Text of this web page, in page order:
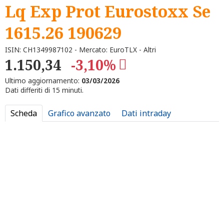
Lq Exp Prot Eurostoxx Se
1615.26 190629
ISIN: CH1349987102 - Mercato: EuroTLX - Altri
1.150,34 -3,10%
Ultimo aggiornamento: 03/03/2026
Dati differiti di 15 minuti.
Scheda Grafico avanzato Dati intraday